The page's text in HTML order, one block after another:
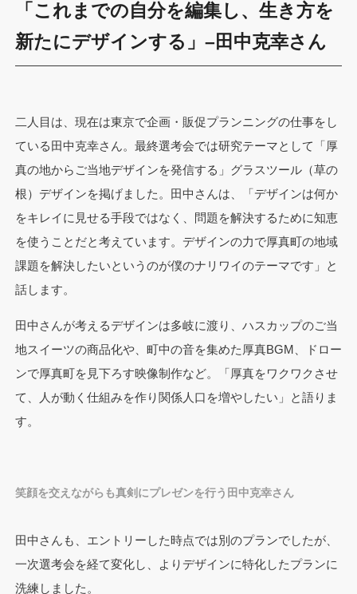
「これまでの自分を編集し、生き方を
新たにデザインする」–田中克幸さん
二人目は、現在は東京で企画・販促プランニングの仕事をし
ている田中克幸さん。最終選考会では研究テーマとして「厚
真の地からご当地デザインを発信する」グラスツール（草の
根）デザインを掲げました。田中さんは、「デザインは何か
をキレイに見せる手段ではなく、問題を解決するために知恵
を使うことだと考えています。デザインの力で厚真町の地域
課題を解決したいというのが僕のナリワイのテーマです」と
話します。
田中さんが考えるデザインは多岐に渡り、ハスカップのご当
地スイーツの商品化や、町中の音を集めた厚真BGM、ドロー
ンで厚真町を見下ろす映像制作など。「厚真をワクワクさせ
て、人が動く仕組みを作り関係人口を増やしたい」と語りま
す。
笑顔を交えながらも真剣にプレゼンを行う田中克幸さん
田中さんも、エントリーした時点では別のプランでしたが、
一次選考会を経て変化し、よりデザインに特化したプランに
洗練しました。